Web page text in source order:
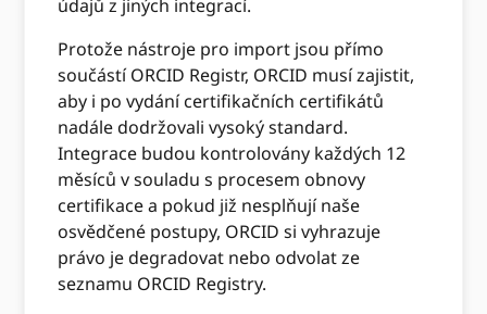
údajů z jiných integrací.
Protože nástroje pro import jsou přímo
součástí ORCID Registr, ORCID musí zajistit,
aby i po vydání certifikačních certifikátů
nadále dodržovali vysoký standard.
Integrace budou kontrolovány každých 12
měsíců v souladu s procesem obnovy
certifikace a pokud již nesplňují naše
osvědčené postupy, ORCID si vyhrazuje
právo je degradovat nebo odvolat ze
seznamu ORCID Registry.